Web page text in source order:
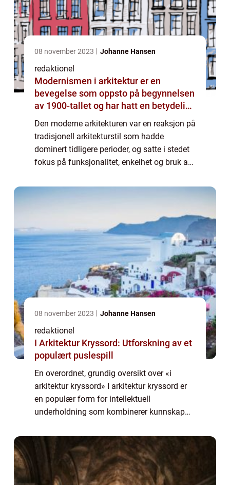
08 november 2023 Johanne Hansen
redaktionel
Modernismen i arkitektur er en
bevegelse som oppsto på begynnelsen
av 1900-tallet og har hatt en betydelig
innflytelse på utformingen av
Den moderne arkitekturen var en reaksjon på
tradisjonell arkitekturstil som hadde
dominert tidligere perioder, og satte i stedet
fokus på funksjonalitet, enkelhet og bruk av
arkitektur er preget av minimalisti...
08 november 2023 Johanne Hansen
redaktionel
I Arkitektur Kryssord: Utforskning av et
populært puslespill
En overordnet, grundig oversikt over «i
arkitektur kryssord» I arkitektur kryssord er
en populær form for intellektuell
underholdning som kombinerer kunnskap
Dette puslespillet tilbyr en unik op...